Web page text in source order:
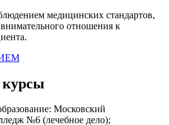
медицинских стандартов,
отношения к
курсы
Московский
№6 (лечебное дело);